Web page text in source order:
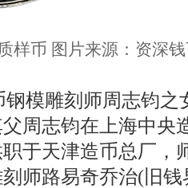
样币 图片来源：资深
模雕刻师周志钧
周志钧在上海中央
于天津造币总厂，
师路易奇乔治(旧